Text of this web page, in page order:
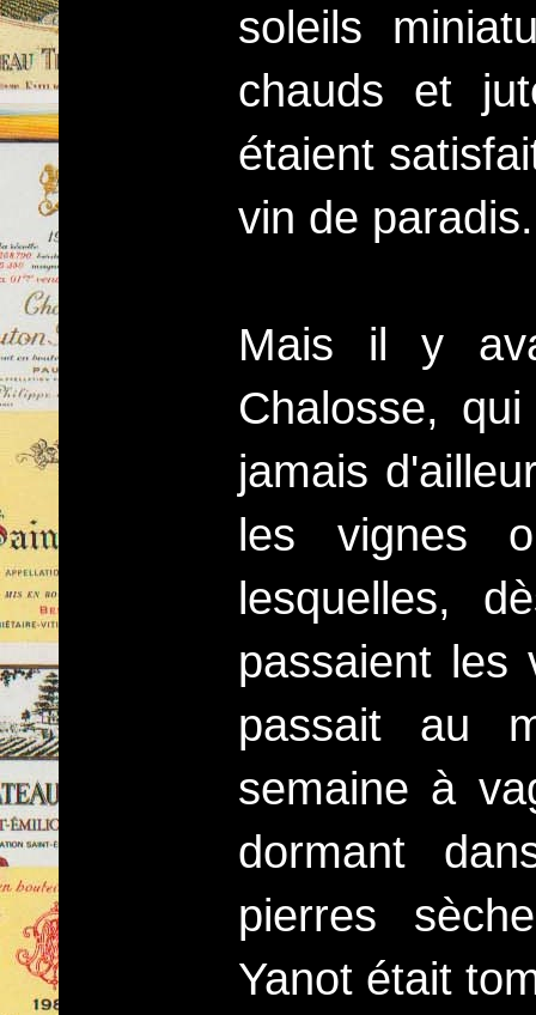
soleils
chauds et
étaient
vin de paradis.
Mais il y
Chalosse,
jamais
les vignes
lesquelles,
passaient les
passait au
semaine à
dormant
pierres
Yanot était